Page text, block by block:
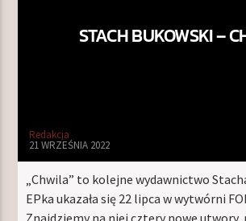
STACH BUKOWSKI –
Redakcja
21 WRZEŚNIA 2022
„Chwila” to kolejne wydawnictwo
EPka ukazała się 22 lipca w wytwórni
Znajdziemy na niej cztery nowe